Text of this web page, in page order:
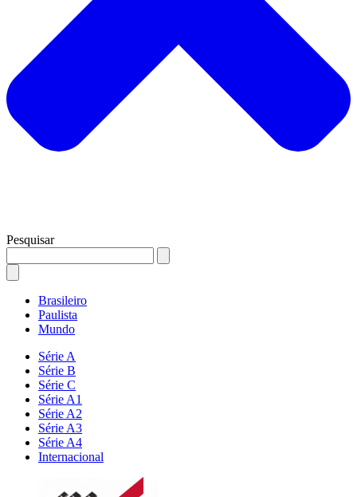
Pesquisar
Brasileiro
Paulista
Mundo
Série A
Série B
Série C
Série A1
Série A2
Série A3
Série A4
Internacional